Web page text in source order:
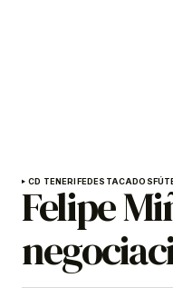
CD TENERIFEDESTACADOS
Felipe